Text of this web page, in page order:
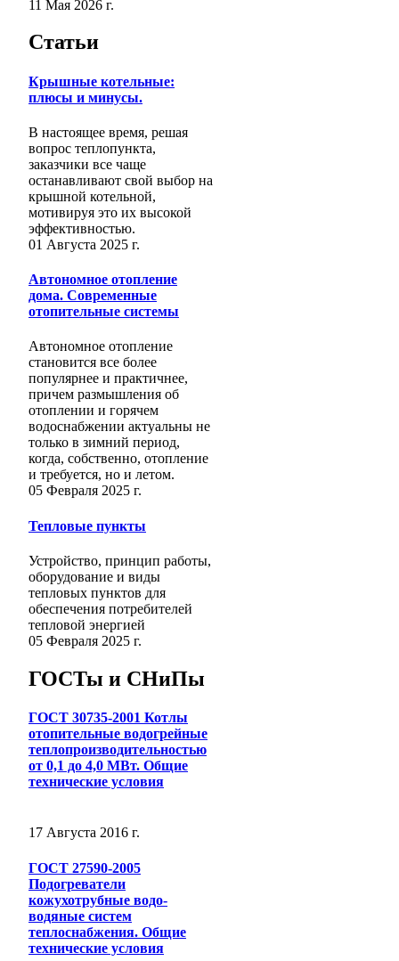
11 Мая 2026 г.
Статьи
Крышные котельные:
плюсы и минусы.
В настоящее время, решая
вопрос теплопункта,
заказчики все чаще
останавливают свой выбор на
крышной котельной,
мотивируя это их высокой
эффективностью.
01 Августа 2025 г.
Автономное отопление
дома. Современные
отопительные системы
Автономное отопление
становится все более
популярнее и практичнее,
причем размышления об
отоплении и горячем
водоснабжении актуальны не
только в зимний период,
когда, собственно, отопление
и требуется, но и летом.
05 Февраля 2025 г.
Тепловые пункты
Устройство, принцип работы,
оборудование и виды
тепловых пунктов для
обеспечения потребителей
тепловой энергией
05 Февраля 2025 г.
ГОСТы и СНиПы
ГОСТ 30735-2001 Котлы
отопительные водогрейные
теплопроизводительностью
от 0,1 до 4,0 МВт. Общие
технические условия
17 Августа 2016 г.
ГОСТ 27590-2005
Подогреватели
кожухотрубные водо-
водяные систем
теплоснабжения. Общие
технические условия